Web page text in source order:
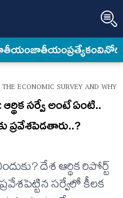
జాతీయంప్రత్యేకం
ECONOMIC SURVEY AND WHY
ఆర్థిక సర్వే అంటే ఏంటి..
ప్రవేశపెడతారు..?
దేశ ఆర్థిక రిపోర్ట్
సర్వేలో కీలక